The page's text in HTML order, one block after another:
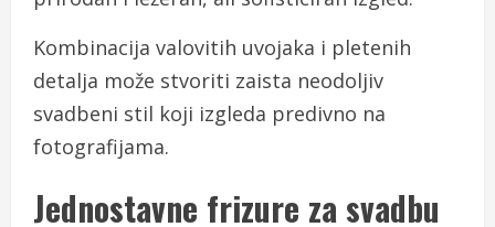
Kombinacija valovitih uvojaka i pletenih
detalja može stvoriti zaista neodoljiv
svadbeni stil koji izgleda predivno na
fotografijama.
Jednostavne frizure za svadbu